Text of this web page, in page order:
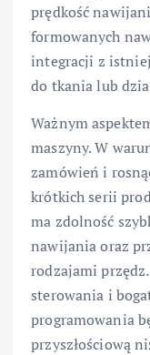
prędkość
formowanych
integracji z
do tkania lub
Ważnym
maszyny. W
zamówień i
krótkich serii
ma zdolność
nawijania oraz
rodzajami
sterowania i
programowania
przyszłościową